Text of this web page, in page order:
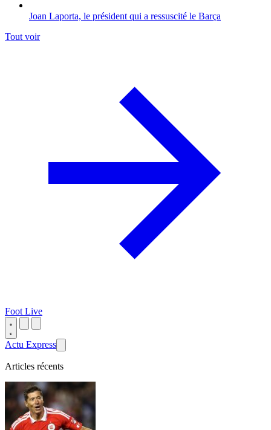
Joan Laporta, le président qui a ressuscité le Barça
Tout voir
Foot Live
Actu Express
Articles récents